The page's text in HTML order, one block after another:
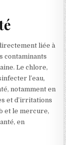
liée à
contaminants
Le chlore,
l’eau,
notamment en
et d’irritations
et le mercure,
en